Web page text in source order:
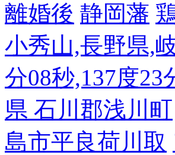
離婚後 静岡藩
小秀山,長野県,
分08秒,137度23
県 石川郡浅川町
島市平良荷川取